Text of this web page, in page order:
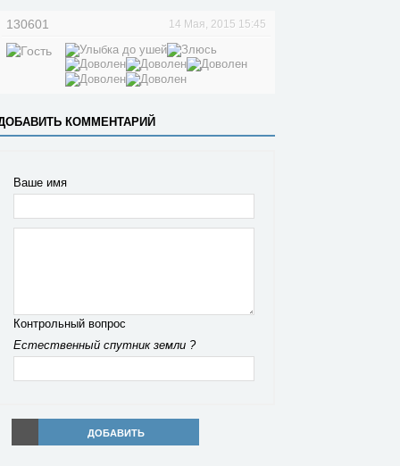
130601 14 Мая, 2015 15:45
КОММЕНТАРИЙ
Ваше имя
Контрольный вопрос
Естественный спутник земли ?
ДОБАВИТЬ